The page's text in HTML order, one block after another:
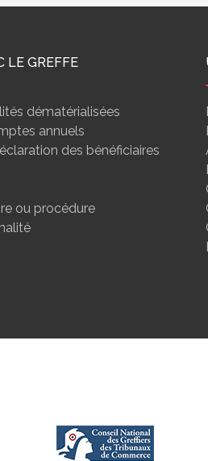
LE GREFFE
dématérialisées
annuels
des bénéficiaires
ou procédure